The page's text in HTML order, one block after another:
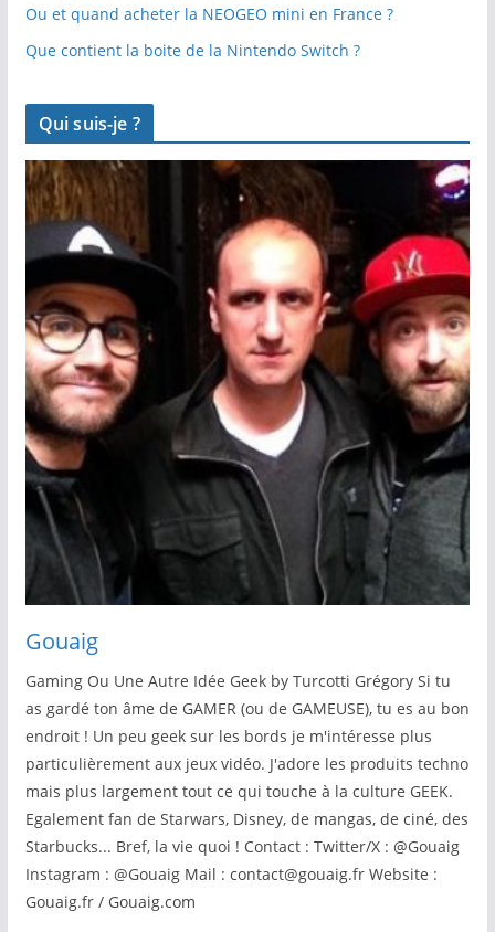
Ou et quand acheter la NEOGEO mini en France ?
Que contient la boite de la Nintendo Switch ?
Qui suis-je ?
Gouaig
Gaming Ou Une Autre Idée Geek by Turcotti Grégory Si tu
as gardé ton âme de GAMER (ou de GAMEUSE), tu es au bon
endroit ! Un peu geek sur les bords je m'intéresse plus
particulièrement aux jeux vidéo. J'adore les produits techno
mais plus largement tout ce qui touche à la culture GEEK.
Egalement fan de Starwars, Disney, de mangas, de ciné, des
Starbucks... Bref, la vie quoi ! Contact : Twitter/X : @Gouaig
Instagram : @Gouaig Mail : contact@gouaig.fr Website :
Gouaig.fr / Gouaig.com